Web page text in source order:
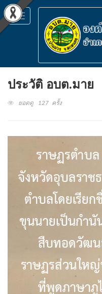
Toggle
navigation
ประวัติ อบต.มาย
ยอดดู 127 ครั้ง